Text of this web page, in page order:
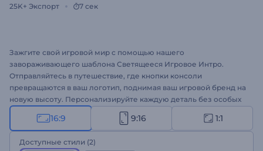
25K+ Экспорт 7 сек
Зажгите свой игровой мир с помощью нашего
завораживающего шаблона Светящееся Игровое Интро.
Отправляйтесь в путешествие, где кнопки консоли
превращаются в ваш логотип, поднимая ваш игровой бренд на
новую высоту. Персонализируйте каждую деталь без особых
усилий, чтобы продемонстрировать свою уникальную
игровую индивидуальность. Загрузите свой логотип,
напишите свой игровой слоган и станьте свидетелем
потрясающей трансформации вашего логотипа с помощью
16:9 9:16 1:1
Доступные стили (2)